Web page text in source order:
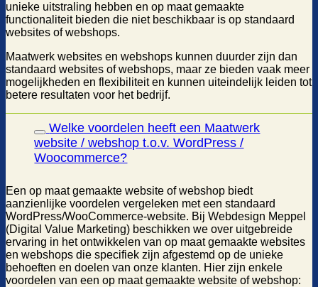
unieke uitstraling hebben en op maat gemaakte
functionaliteit bieden die niet beschikbaar is op standaard
websites of webshops.
Maatwerk websites en webshops kunnen duurder zijn dan
standaard websites of webshops, maar ze bieden vaak meer
mogelijkheden en flexibiliteit en kunnen uiteindelijk leiden tot
betere resultaten voor het bedrijf.
Welke voordelen heeft een Maatwerk
website / webshop t.o.v. WordPress /
Woocommerce?
Een op maat gemaakte website of webshop biedt
aanzienlijke voordelen vergeleken met een standaard
WordPress/WooCommerce-website. Bij Webdesign Meppel
(Digital Value Marketing) beschikken we over uitgebreide
ervaring in het ontwikkelen van op maat gemaakte websites
en webshops die specifiek zijn afgestemd op de unieke
behoeften en doelen van onze klanten. Hier zijn enkele
voordelen van een op maat gemaakte website of webshop: